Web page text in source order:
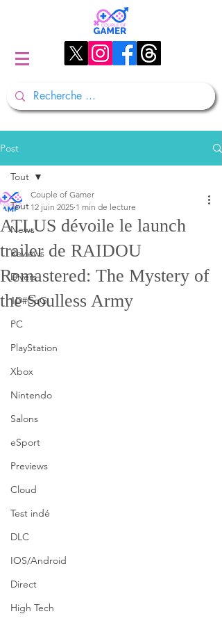
Post
Tout
News
Reviews
Divers
1D#CoG
PC
PlayStation
Xbox
Nintendo
Salons
eSport
Previews
Cloud
Test indé
DLC
IOS/Android
Direct
High Tech
Tout
ATLUS dévoile le launch
trailer de RAIDOU
Remastered: The Mystery of
the Soulless Army
Couple of Gamer
12 juin 2025 1 min de lecture